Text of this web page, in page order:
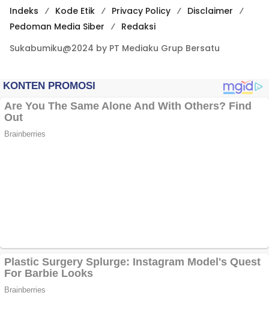
Indeks Kode Etik Privacy Policy
Disclaimer
Pedoman Media Siber
Redaksi
Sukabumiku@2024 by PT Mediaku Grup Bersatu